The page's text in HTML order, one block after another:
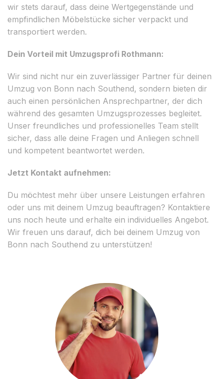
wir stets darauf, dass deine Wertgegenstände und
empfindlichen Möbelstücke sicher verpackt und
transportiert werden.
Dein Vorteil mit Umzugsprofi Rothmann:
Wir sind nicht nur ein zuverlässiger Partner für deinen
Umzug von Bonn nach Southend, sondern bieten dir
auch einen persönlichen Ansprechpartner, der dich
während des gesamten Umzugsprozesses begleitet.
Unser freundliches und professionelles Team stellt
sicher, dass alle deine Fragen und Anliegen schnell
und kompetent beantwortet werden.
Jetzt Kontakt aufnehmen:
Du möchtest mehr über unsere Leistungen erfahren
oder uns mit deinem Umzug beauftragen? Kontaktiere
uns noch heute und erhalte ein individuelles Angebot.
Wir freuen uns darauf, dich bei deinem Umzug von
Bonn nach Southend zu unterstützen!